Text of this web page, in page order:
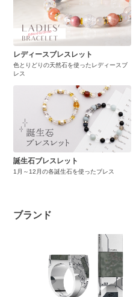
レディースブレスレット
色とりどりの天然石を使ったレディースブ
レス
誕生石ブレスレット
1月～12月の各誕生石を使ったブレス
ブランド